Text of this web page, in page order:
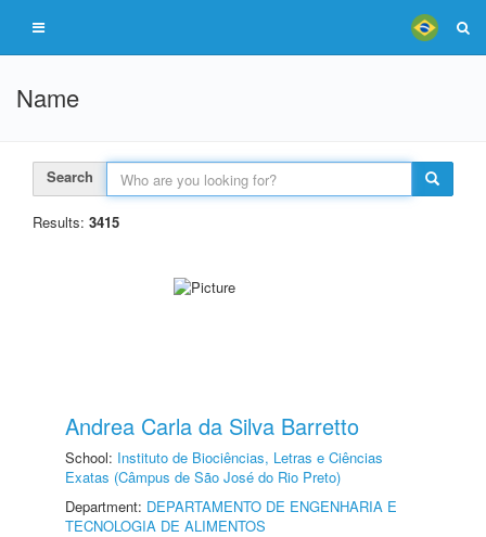
Name
Search
Results: 3415
Andrea Carla da Silva Barretto
School: Instituto de Biociências, Letras e Ciências
Exatas (Câmpus de São José do Rio Preto)
Department: DEPARTAMENTO DE ENGENHARIA E
TECNOLOGIA DE ALIMENTOS